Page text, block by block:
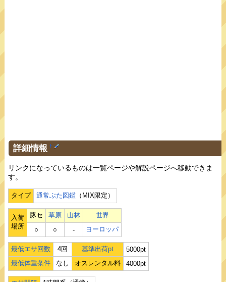
詳細情報 †
リンクになっているものは一覧ページや解説ページへ移動できま
す。
タイプ 通常ぶた図鑑 （MIX限定）
入荷
場所
豚セ 草原 山林
世界
○
○ ‐ ヨーロッパ
最低エサ回数 4回 基準出荷pt
5000pt
最低体重条件
なし オスレンタル料 4000pt